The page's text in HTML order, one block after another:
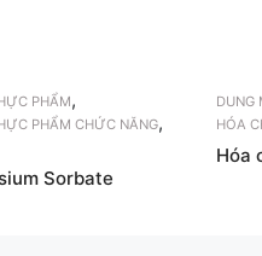
PHẨM,
PHẨM CHỨC NĂNG,
Sorbate
DUNG
HÓA
Hóa